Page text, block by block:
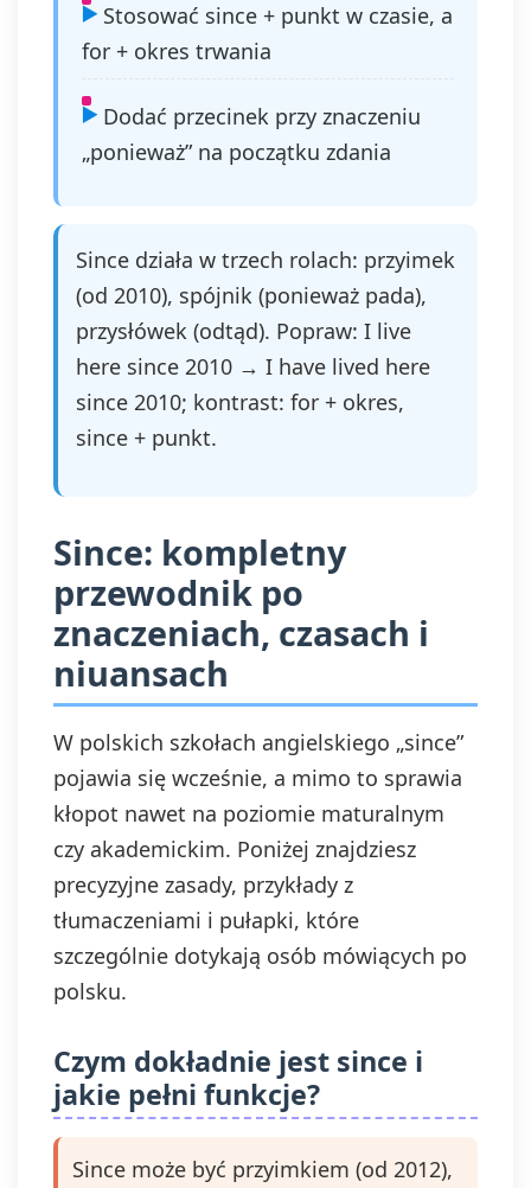
Stosować since + punkt w czasie, a
for + okres trwania
Dodać przecinek przy znaczeniu
„ponieważ” na początku zdania
Since działa w trzech rolach: przyimek
(od 2010), spójnik (ponieważ pada),
przysłówek (odtąd). Popraw: I live
here since 2010 → I have lived here
since 2010; kontrast: for + okres,
since + punkt.
Since: kompletny
przewodnik po
znaczeniach, czasach i
niuansach
W polskich szkołach angielskiego „since”
pojawia się wcześnie, a mimo to sprawia
kłopot nawet na poziomie maturalnym
czy akademickim. Poniżej znajdziesz
precyzyjne zasady, przykłady z
tłumaczeniami i pułapki, które
szczególnie dotykają osób mówiących po
polsku.
Czym dokładnie jest since i
jakie pełni funkcje?
Since może być przyimkiem (od 2012),